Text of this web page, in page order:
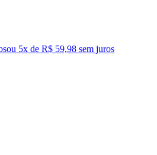
ou 5x de R$ 59,98 sem juros